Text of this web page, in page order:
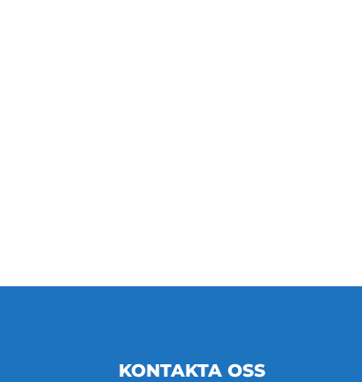
KONTAKTA OSS